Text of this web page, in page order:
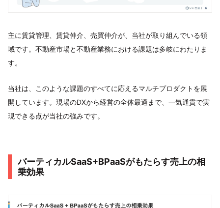
主に賃貸管理、賃貸仲介、売買仲介が、当社が取り組んでいる領
域です。不動産市場と不動産業務における課題は多岐にわたりま
す。
当社は、このような課題のすべてに応えるマルチプロダクトを展
開しています。現場のDXから経営の全体最適まで、一気通貫で実
現できる点が当社の強みです。
バーティカルSaaS+BPaaSがもたらす売上の相
乗効果